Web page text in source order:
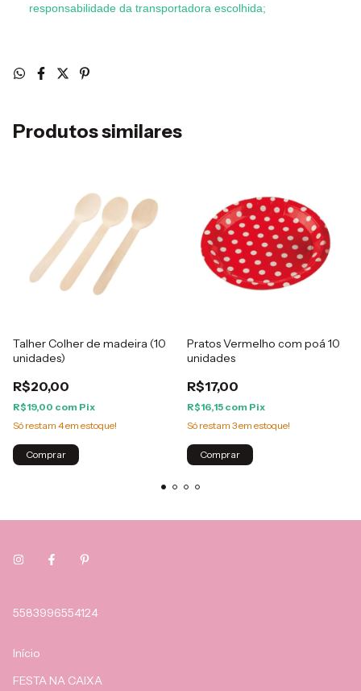
responsabilidade da transportadora escolhida;
Produtos similares
Talher Colher de madeira (10
unidades)
R$20,00
R$19,00 com Pix
Só restam 4em estoque!
Pratos Vermelho com poá 10
unidades
R$17,00
R$16,15 com Pix
Só restam 3em estoque!
5583996554124
Início
FESTA NA CAIXA